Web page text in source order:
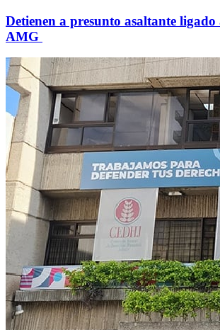
Detienen a presunto asaltante ligado
AMG